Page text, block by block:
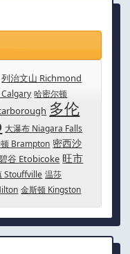
列治文山 Richmond
哈密尔顿
多伦
大瀑布 Niagara Falls
Brampton 密西沙
谷 Etobicoke 旺市
Stouffville 温莎
金斯顿 Kingston